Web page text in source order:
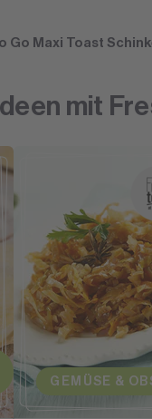
Go Maxi Toast
mit
GEMÜSE &